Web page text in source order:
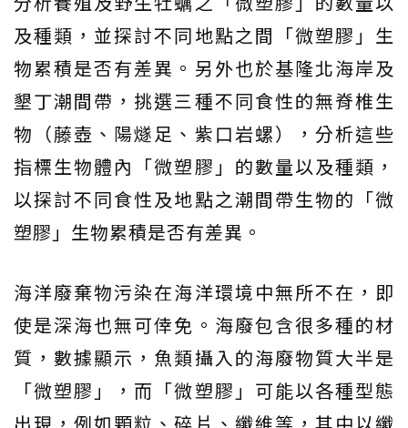
及種類，並探討不同地點之間「微塑膠」生
物累積是否有差異。另外也於基隆北海岸及
墾丁潮間帶，挑選三種不同食性的無脊椎生
物（藤壺、陽燧足、紫口岩螺），分析這些
指標生物體內「微塑膠」的數量以及種類，
以探討不同食性及地點之潮間帶生物的「微
塑膠」生物累積是否有差異。
海洋廢棄物污染在海洋環境中無所不在，即
使是深海也無可倖免。海廢包含很多種的材
質，數據顯示，魚類攝入的海廢物質大半是
「微塑膠」，而「微塑膠」可能以各種型態
出現，例如顆粒、碎片、纖維等，其中以纖